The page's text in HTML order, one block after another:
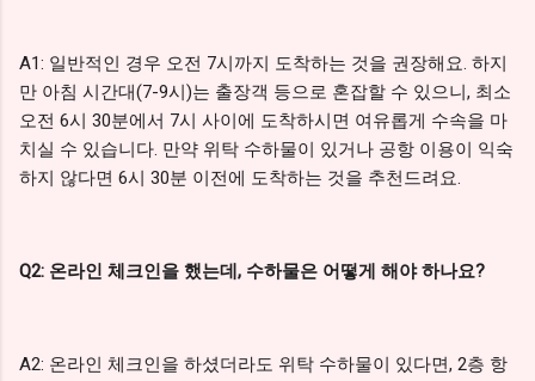
A1: 일반적인 경우 오전 7시까지 도착하는 것을 권장해요. 하지
만 아침 시간대(7-9시)는 출장객 등으로 혼잡할 수 있으니, 최소
오전 6시 30분에서 7시 사이에 도착하시면 여유롭게 수속을 마
치실 수 있습니다. 만약 위탁 수하물이 있거나 공항 이용이 익숙
하지 않다면 6시 30분 이전에 도착하는 것을 추천드려요.
Q2: 온라인 체크인을 했는데, 수하물은 어떻게 해야 하나요?
A2: 온라인 체크인을 하셨더라도 위탁 수하물이 있다면, 2층 항